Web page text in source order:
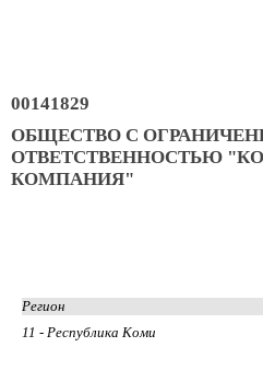
00141829
ОБЩЕСТВО С
ОТВЕТСТВЕННОСТЬЮ
КОМПАНИЯ"
Регион
11 - Республика Коми